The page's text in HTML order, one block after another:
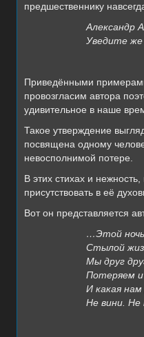
предшественнику
Александр
Уведите же
Приведёнными
провозгласим автора
удивительное в наше
Такое утверждение
посвящена одному
невосполнимой потере.
В этих стихах и
присутствовать в её
Вот он представляется
…Этой
Стылой
Мы друг
Потеряем и
И какая
Не вини. Не